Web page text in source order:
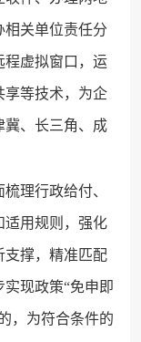
相关单位责任分
程虚拟窗口，运
享等技术，为企
冀、长三角、成
理行政给付、
适用规则，强化
支撑，精准匹配
现政策“免申即
，为符合条件的